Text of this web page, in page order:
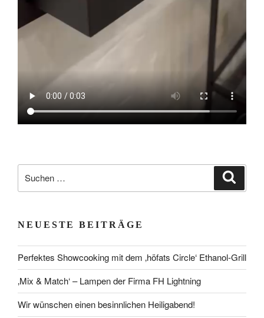
nach:
NEUESTE BEITRÄGE
Perfektes Showcooking mit dem ‚höfats Circle‘ Ethanol-Grill
‚Mix & Match‘ – Lampen der Firma FH Lightning
Wir wünschen einen besinnlichen Heiligabend!